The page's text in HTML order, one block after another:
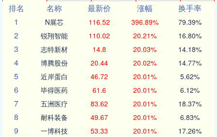
排名
名称 最新价 涨幅
换手率
1
N展芯 116.52 396.89% 79.39%
2 锐翔智能 110.02 20.21% 16.80%
3 志特新材 14.8 20.03% 14.18%
4 博腾股份 20.44 20.02% 14.77%
5 近岸蛋白 46.72 20.01% 5.62%
6 毕得医药 61.6 20.01% 6.12%
7 五洲医疗 83.62 20.01% 18.37%
8 耐科装备 49.67 20.01% 6.83%
9 一博科技 53.33 20.01% 17.26%